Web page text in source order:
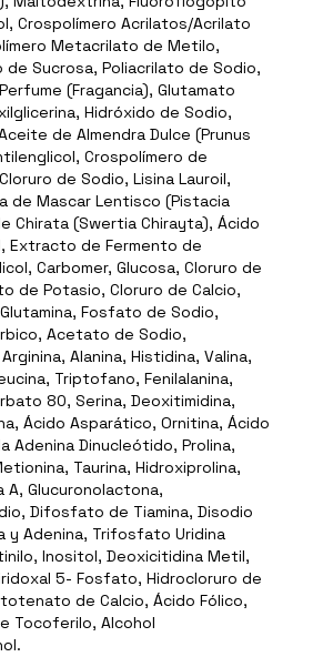
Crospolímero Acrilatos/Acrilato
Metacrilato de Metilo,
Sucrosa, Poliacrilato de Sodio,
(Fragancia), Glutamato
Hidróxido de Sodio,
de Almendra Dulce (Prunus
Crospolímero de
de Sodio, Lisina Lauroil,
de Mascar Lentisco (Pistacia
Chirata (Swertia Chirayta), Ácido
Extracto de Fermento de
Carbomer, Glucosa, Cloruro de
de Potasio, Cloruro de Calcio,
Fosfato de Sodio,
Acetato de Sodio,
Alanina, Histidina, Valina,
Triptofano, Fenilalanina,
80, Serina, Deoxitimidina,
Ácido Asparático, Ornitina, Ácido
Adenina Dinucleótido, Prolina,
Taurina, Hidroxiprolina,
A, Glucuronolactona,
Difosfato de Tiamina, Disodio
y Adenina, Trifosfato Uridina
Inositol, Deoxicitidina Metil,
5- Fosfato, Hidrocloruro de
de Calcio, Ácido Fólico,
Tocoferilo, Alcohol